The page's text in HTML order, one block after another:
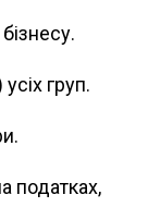
груп.
податках,